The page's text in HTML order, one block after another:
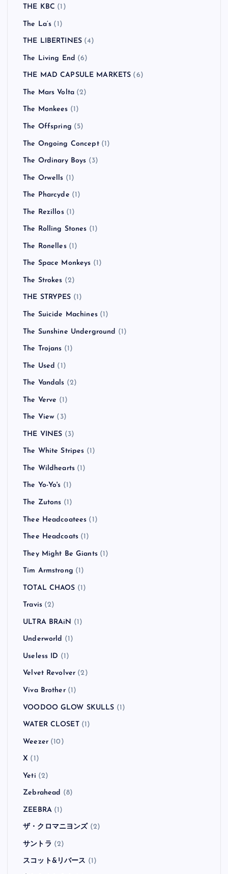
THE KBC (1)
The La’s (1)
THE LIBERTINES (4)
The Living End (6)
THE MAD CAPSULE MARKETS (6)
The Mars Volta (2)
The Monkees (1)
The Offspring (5)
The Ongoing Concept(1)
The Ordinary Boys (3)
The Orwells (1)
The Pharcyde (1)
The Rezillos(1)
The Rolling Stones (1)
The Ronelles(1)
The Space Monkeys (1)
The Strokes (2)
THE STRYPES (1)
The Suicide Machines(1)
The Sunshine Underground (1)
The Trojans (1)
The Used (1)
The Vandals (2)
The Verve (1)
The View (3)
THE VINES (3)
The White Stripes (1)
The Wildhearts (1)
The Yo-Yo's (1)
The Zutons (1)
Thee Headcoatees (1)
Thee Headcoats (1)
They Might Be Giants(1)
Tim Armstrong (1)
TOTAL CHAOS (1)
Travis(2)
ULTRA BRAiN (1)
Underworld (1)
Useless ID (1)
Velvet Revolver (2)
Viva Brother(1)
VOODOO GLOW SKULLS (1)
WATER CLOSET(1)
Weezer(10)
X (1)
Yeti (2)
Zebrahead (8)
ZEEBRA(1)
ザ・クロマニヨンズ (2)
サントラ (2)
スコット&リバース (1)